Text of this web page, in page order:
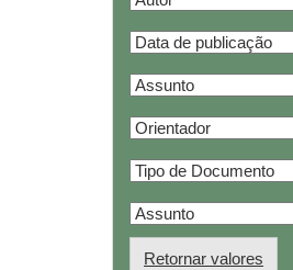
Retornar valores